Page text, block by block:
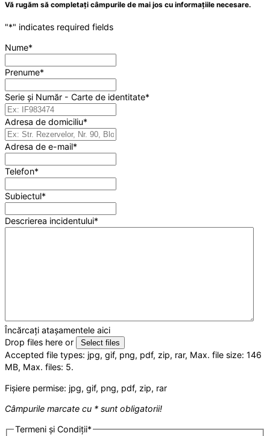
Vă rugăm să completați câmpurile de mai jos cu informațiile necesare.
"*" indicates required fields
Nume*
Prenume*
Serie și Număr - Carte de identitate*
Adresa de domiciliu*
Adresa de e-mail*
Telefon*
Subiectul*
Descrierea incidentului*
Încărcați atașamentele aici
Drop files here or
Select files
Accepted file types: jpg, gif, png, pdf, zip, rar, Max. file size: 146
MB, Max. files: 5.
Fișiere permise: jpg, gif, png, pdf, zip, rar
Câmpurile marcate cu * sunt obligatorii!
Termeni și Condiții*